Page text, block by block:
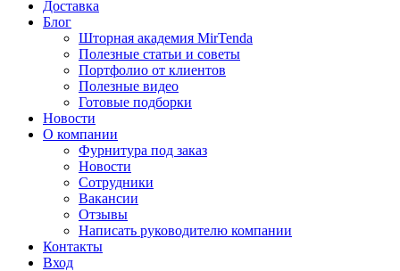
Доставка
Блог
Шторная академия MirTenda
Полезные статьи и советы
Портфолио от клиентов
Полезные видео
Готовые подборки
Новости
О компании
Фурнитура под заказ
Новости
Сотрудники
Вакансии
Отзывы
Написать руководителю компании
Контакты
Вход